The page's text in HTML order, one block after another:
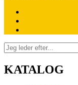
KATALOG